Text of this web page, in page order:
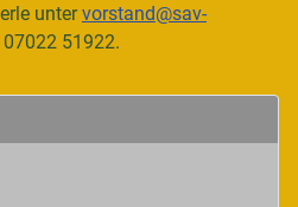
untervorstand@sav-
07022 51922.